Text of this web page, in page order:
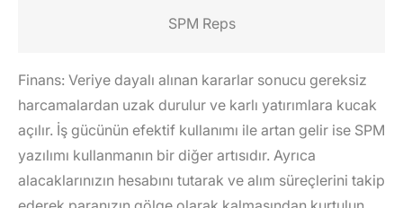
SPM Reps
Finans: Veriye dayalı alınan kararlar sonucu gereksiz
harcamalardan uzak durulur ve karlı yatırımlara kucak
açılır. İş gücünün efektif kullanımı ile artan gelir ise SPM
yazılımı kullanmanın bir diğer artısıdır. Ayrıca
alacaklarınızın hesabını tutarak ve alım süreçlerini takip